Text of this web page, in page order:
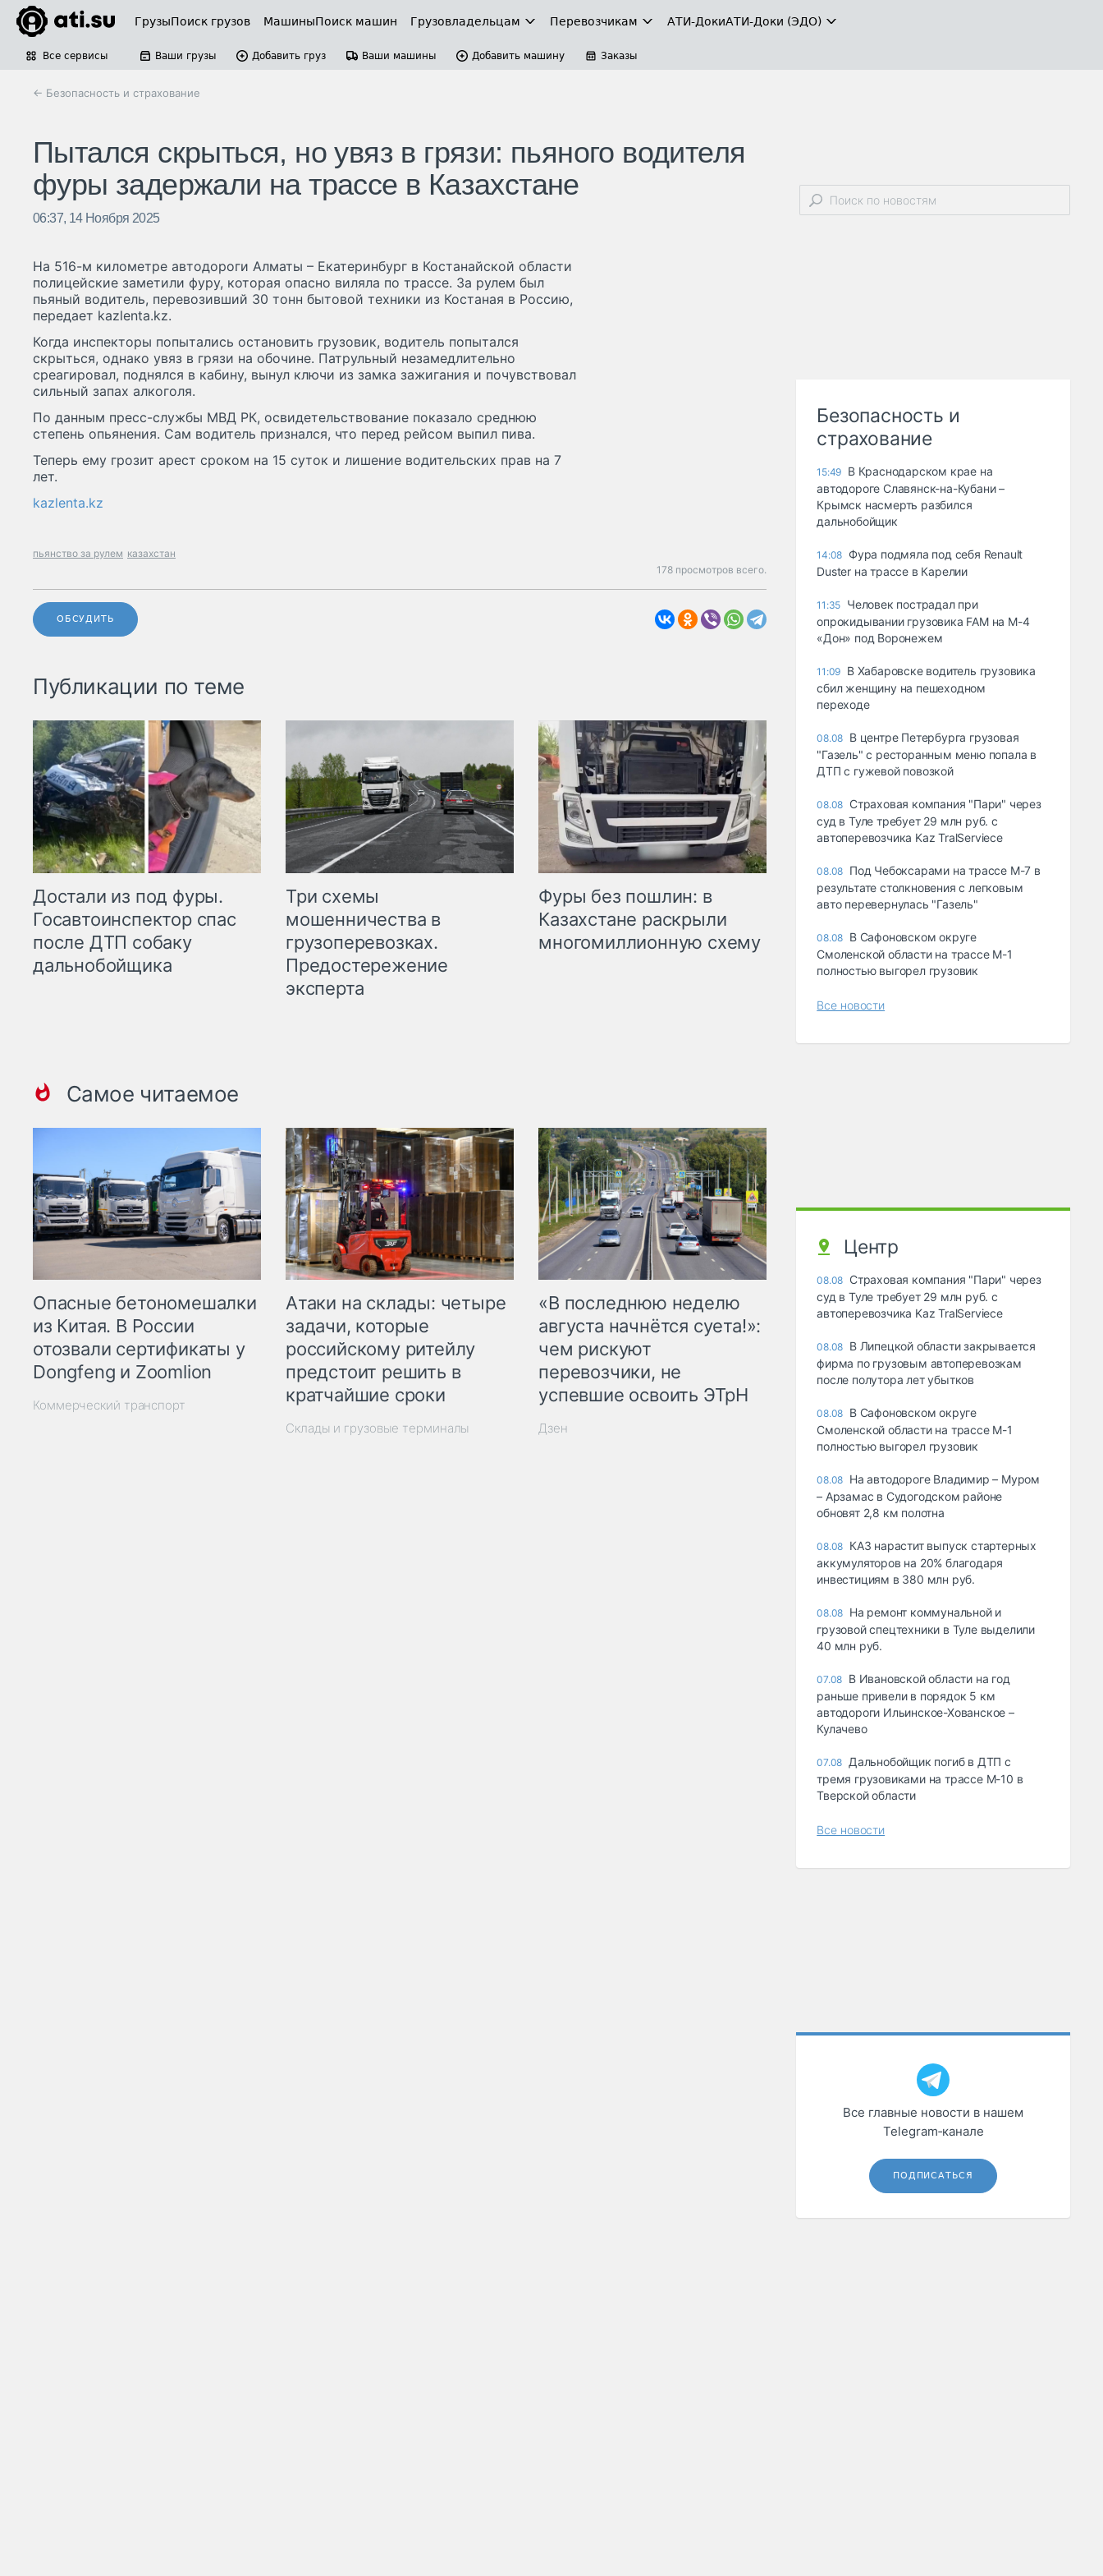
ГрузыПоиск грузов МашиныПоиск машин Грузовладельцам Перевозчикам АТИ-ДокиАТИ-Доки (ЭДО)
Все сервисы Ваши грузы Добавить груз Ваши машины Добавить машину Заказы
← Безопасность и страхование
Пытался скрыться, но увяз в грязи: пьяного водителя
фуры задержали на трассе в Казахстане
06:37, 14 Ноября 2025
На 516-м километре автодороги Алматы – Екатеринбург в Костанайской области
полицейские заметили фуру, которая опасно виляла по трассе. За рулем был
пьяный водитель, перевозивший 30 тонн бытовой техники из Костаная в Россию,
передает kazlenta.kz.
Когда инспекторы попытались остановить грузовик, водитель попытался
скрыться, однако увяз в грязи на обочине. Патрульный незамедлительно
среагировал, поднялся в кабину, вынул ключи из замка зажигания и почувствовал
сильный запах алкоголя.
По данным пресс-службы МВД РК, освидетельствование показало среднюю
степень опьянения. Сам водитель признался, что перед рейсом выпил пива.
Теперь ему грозит арест сроком на 15 суток и лишение водительских прав на 7
лет.
kazlenta.kz
пьянство за рулем казахстан
178 просмотров всего.
ОБСУДИТЬ
Публикации по теме
Достали из под фуры.
Госавтоинспектор спас
после ДТП собаку
дальнобойщика
Три схемы
мошенничества в
грузоперевозках.
Предостережение
эксперта
Фуры без пошлин: в
Казахстане раскрыли
многомиллионную схему
Самое читаемое
Опасные бетономешалки
из Китая. В России
отозвали сертификаты у
Dongfeng и Zoomlion
Коммерческий транспорт
Атаки на склады: четыре
задачи, которые
российскому ритейлу
предстоит решить в
кратчайшие сроки
Склады и грузовые терминалы
«В последнюю неделю
августа начнётся суета!»:
чем рискуют
перевозчики, не
успевшие освоить ЭТрН
Дзен
Безопасность и
страхование
15:49 В Краснодарском крае на
автодороге Славянск-на-Кубани –
Крымск насмерть разбился
дальнобойщик
14:08 Фура подмяла под себя Renault
Duster на трассе в Карелии
11:35 Человек пострадал при
опрокидывании грузовика FAM на М-4
«Дон» под Воронежем
11:09 В Хабаровске водитель грузовика
сбил женщину на пешеходном
переходе
08.08 В центре Петербурга грузовая
"Газель" с ресторанным меню попала в
ДТП с гужевой повозкой
08.08 Страховая компания "Пари" через
суд в Туле требует 29 млн руб. с
автоперевозчика Kaz TralServiece
08.08 Под Чебоксарами на трассе М-7 в
результате столкновения с легковым
авто перевернулась "Газель"
08.08 В Сафоновском округе
Смоленской области на трассе М-1
полностью выгорел грузовик
Все новости
Центр
08.08 Страховая компания "Пари" через
суд в Туле требует 29 млн руб. с
автоперевозчика Kaz TralServiece
08.08 В Липецкой области закрывается
фирма по грузовым автоперевозкам
после полутора лет убытков
08.08 В Сафоновском округе
Смоленской области на трассе М-1
полностью выгорел грузовик
08.08 На автодороге Владимир – Муром
– Арзамас в Судогодском районе
обновят 2,8 км полотна
08.08 КАЗ нарастит выпуск стартерных
аккумуляторов на 20% благодаря
инвестициям в 380 млн руб.
08.08 На ремонт коммунальной и
грузовой спецтехники в Туле выделили
40 млн руб.
07.08 В Ивановской области на год
раньше привели в порядок 5 км
автодороги Ильинское-Хованское –
Кулачево
07.08 Дальнобойщик погиб в ДТП с
тремя грузовиками на трассе М-10 в
Тверской области
Все новости
Все главные новости в нашем
Telegram‑канале
ПОДПИСАТЬСЯ